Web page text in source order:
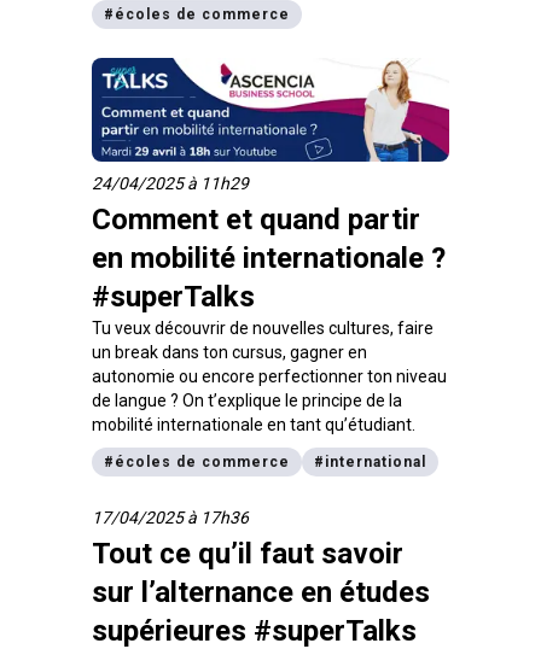
tu vas devoir passer une session préparatoire
savoir à ce sujet.
# écoles de commerce
24/04/2025 à 11h29
Comment et quand partir
en mobilité internationale ?
#superTalks
Tu veux découvrir de nouvelles cultures, faire
un break dans ton cursus, gagner en
autonomie ou encore perfectionner ton niveau
de langue ? On t’explique le principe de la
mobilité internationale en tant qu’étudiant.
# écoles de commerce # international
17/04/2025 à 17h36
Tout ce qu’il faut savoir
sur l’alternance en études
supérieures #superTalks